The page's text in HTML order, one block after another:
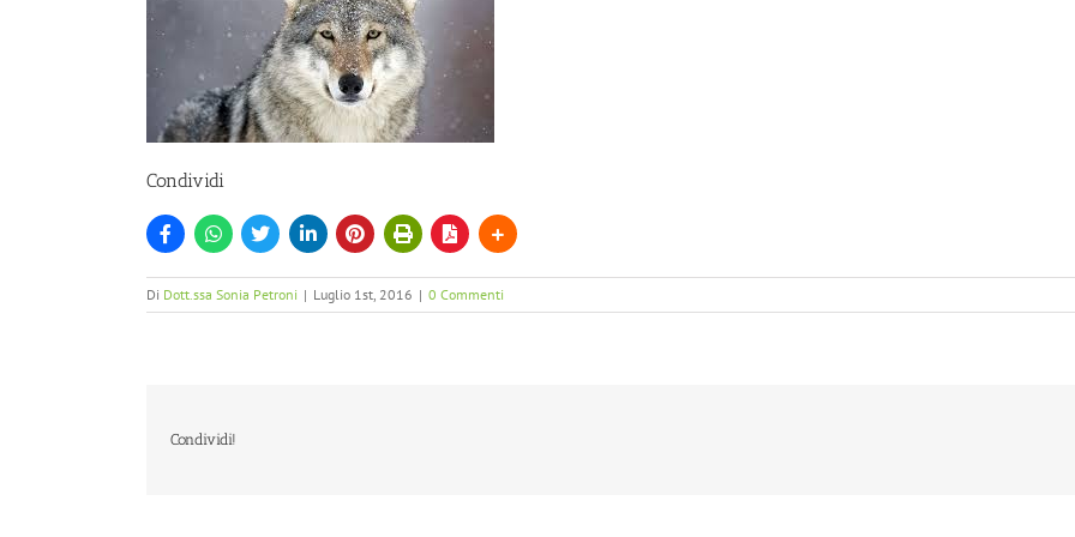
Condividi
Di Dott.ssa Sonia Petroni | Luglio 1st, 2016 | 0 Commenti
Condividi!